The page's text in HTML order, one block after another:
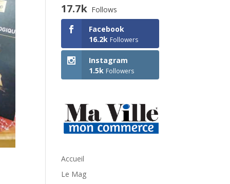
17.7k Follows
Facebook
16.2k Followers
Instagram
1.5k Followers
Accueil
Le Mag